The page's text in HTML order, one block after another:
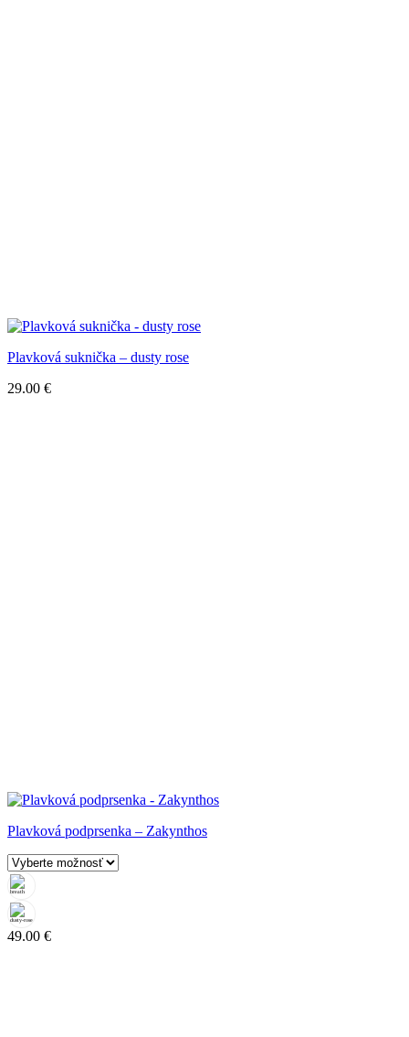
Plavková suknička – dusty rose
29.00 €
Plavková podprsenka – Zakynthos
49.00 €